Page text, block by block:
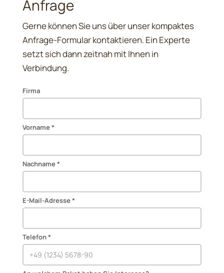
Anfrage
Gerne können Sie uns über unser kompaktes
Anfrage-Formular kontaktieren. Ein Experte
setzt sich dann zeitnah mit Ihnen in
Verbindung.
Firma
Vorname *
Nachname *
E-Mail-Adresse *
Telefon *